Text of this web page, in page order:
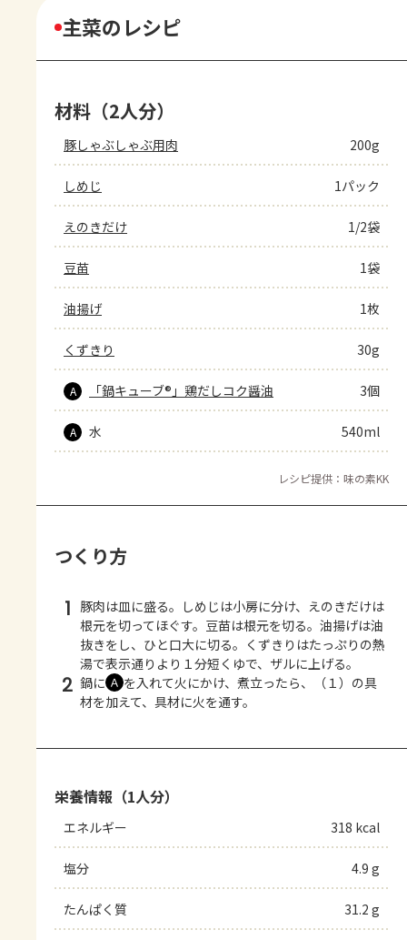
主菜のレシピ
材料（2人分）
豚しゃぶしゃぶ用肉 200g
しめじ 1パック
えのきだけ 1/2袋
豆苗 1袋
油揚げ 1枚
くずきり 30g
A 「鍋キューブ®」鶏だしコク醤油 3個
A 水 540ml
レシピ提供：味の素KK
つくり方
1 豚肉は皿に盛る。しめじは小房に分け、えのきだけは
根元を切ってほぐす。豆苗は根元を切る。油揚げは油
抜きをし、ひと口大に切る。くずきりはたっぷりの熱
湯で表示通りより１分短くゆで、ザルに上げる。
2 鍋に Ａ を入れて火にかけ、煮立ったら、（１）の具
材を加えて、具材に火を通す。
栄養情報（1人分）
エネルギー 318 kcal
塩分 4.9 g
たんぱく質 31.2 g